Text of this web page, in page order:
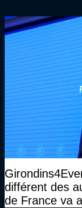
différent des
de France va